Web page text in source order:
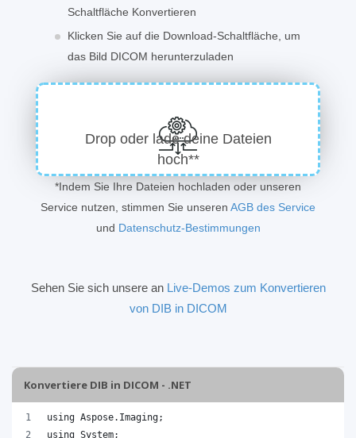
Schaltfläche Konvertieren
Klicken Sie auf die Download-Schaltfläche, um
das Bild DICOM herunterzuladen
Drop oder lade deine Dateien
hoch**
*Indem Sie Ihre Dateien hochladen oder unseren
Service nutzen, stimmen Sie unseren AGB des Service
und Datenschutz-Bestimmungen
Sehen Sie sich unsere an Live-Demos zum Konvertieren
von DIB in DICOM
Konvertiere DIB in DICOM - .NET